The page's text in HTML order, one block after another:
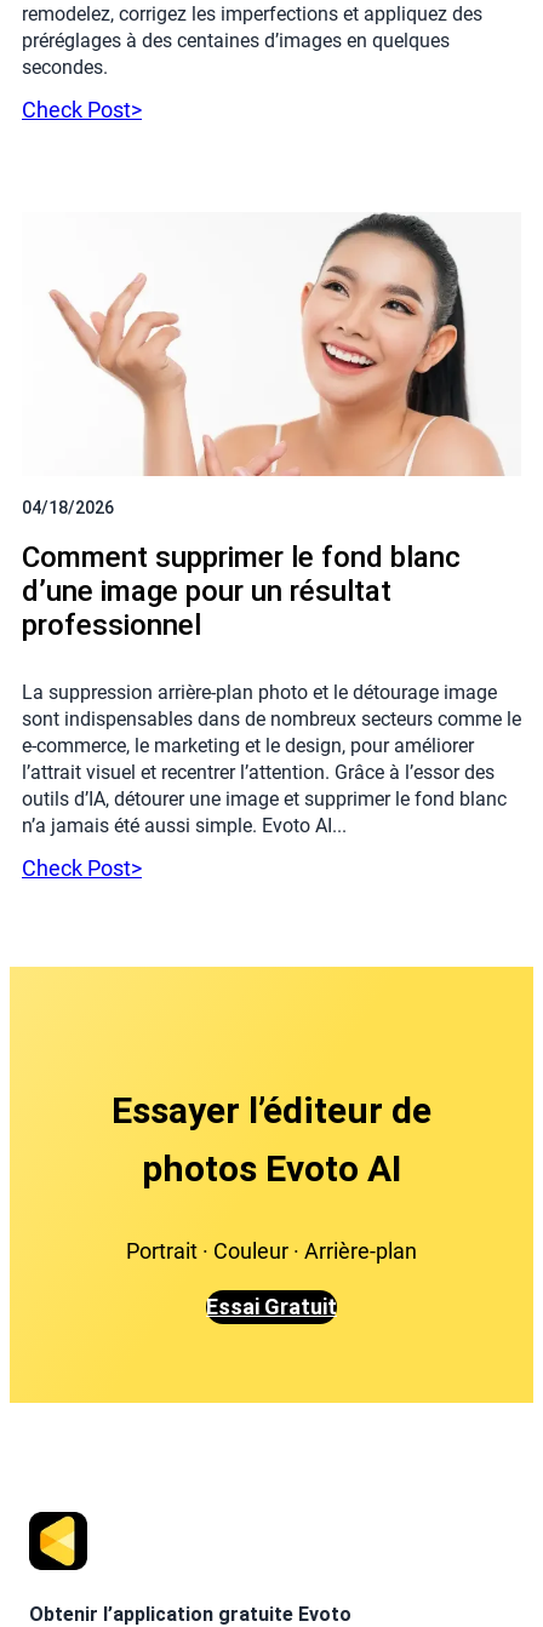
remodelez, corrigez les imperfections et appliquez des
préréglages à des centaines d’images en quelques
secondes.
Check Post>
04/18/2026
Comment supprimer le fond blanc
d’une image pour un résultat
professionnel
La suppression arrière-plan photo et le détourage image
sont indispensables dans de nombreux secteurs comme le
e-commerce, le marketing et le design, pour améliorer
l’attrait visuel et recentrer l’attention. Grâce à l’essor des
outils d’IA, détourer une image et supprimer le fond blanc
n’a jamais été aussi simple. Evoto AI...
Check Post>
Essayer l’éditeur de
photos Evoto AI
Portrait · Couleur · Arrière-plan
Essai Gratuit
Obtenir l’application gratuite Evoto